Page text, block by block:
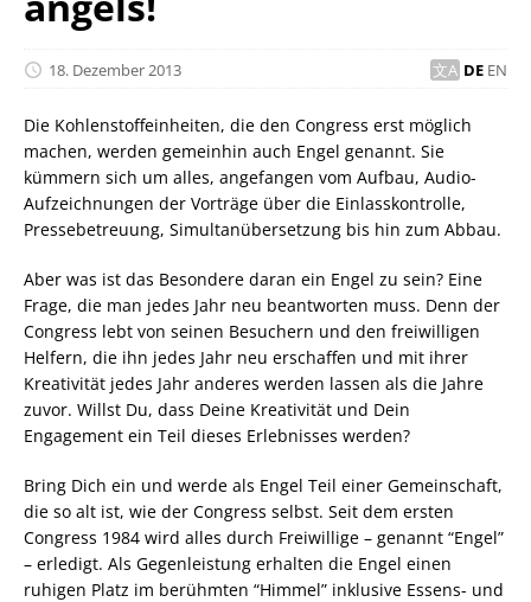
18. Dezember 2013 DE EN
Die Kohlenstoffeinheiten, die den Congress erst möglich
machen, werden gemeinhin auch Engel genannt. Sie
kümmern sich um alles, angefangen vom Aufbau, Audio-
Aufzeichnungen der Vorträge über die Einlasskontrolle,
Pressebetreuung, Simultanübersetzung bis hin zum Abbau.
Aber was ist das Besondere daran ein Engel zu sein? Eine
Frage, die man jedes Jahr neu beantworten muss. Denn der
Congress lebt von seinen Besuchern und den freiwilligen
Helfern, die ihn jedes Jahr neu erschaffen und mit ihrer
Kreativität jedes Jahr anderes werden lassen als die Jahre
zuvor. Willst Du, dass Deine Kreativität und Dein
Engagement ein Teil dieses Erlebnisses werden?
Bring Dich ein und werde als Engel Teil einer Gemeinschaft,
die so alt ist, wie der Congress selbst. Seit dem ersten
Congress 1984 wird alles durch Freiwillige – genannt “Engel”
– erledigt. Als Gegenleistung erhalten die Engel einen
ruhigen Platz im berühmten “Himmel” inklusive Essens- und